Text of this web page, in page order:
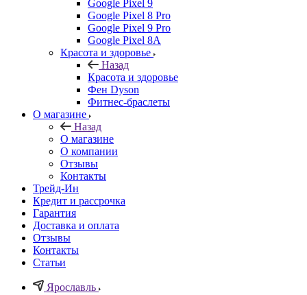
Google Pixel 9
Google Pixel 8 Pro
Google Pixel 9 Pro
Google Pixel 8A
Красота и здоровье
Назад
Красота и здоровье
Фен Dyson
Фитнес-браслеты
О магазине
Назад
О магазине
О компании
Отзывы
Контакты
Трейд-Ин
Кредит и рассрочка
Гарантия
Доставка и оплата
Отзывы
Контакты
Статьи
Ярославль